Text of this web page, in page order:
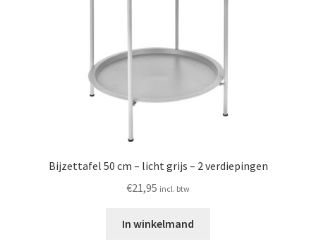
Bijzettafel 50 cm – licht grijs – 2 verdiepingen
€21,95 incl. btw
In winkelmand